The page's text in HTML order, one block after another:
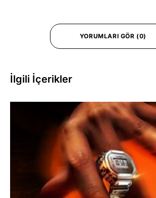
YORUMLARI GÖR (0)
İlgili İçerikler